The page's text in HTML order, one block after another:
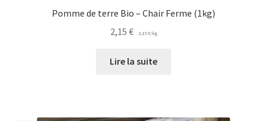
Pomme de terre Bio – Chair Ferme (1kg)
2,15 € 2,15 €/kg
Lire la suite